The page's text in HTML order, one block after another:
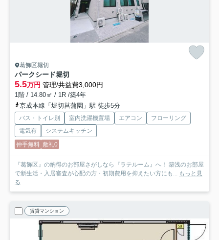
葛飾区堀切
パークシード堀切
5.5万円 管理/共益費3,000円
1階 / 14.80㎡ / 1R /築4年
京成本線「堀切菖蒲園」駅 徒歩5分
バス・トイレ別 室内洗濯機置場 エアコン
フローリング
電気有
システムキッチン
仲手無料 敷礼0
『葛飾区』の納得のお部屋さがしなら『ラテルーム』へ！ 築浅のお部屋
で新生活・入居審査が心配の方・初期費用を抑えたい方にも... もっと見
る
賃貸マンション